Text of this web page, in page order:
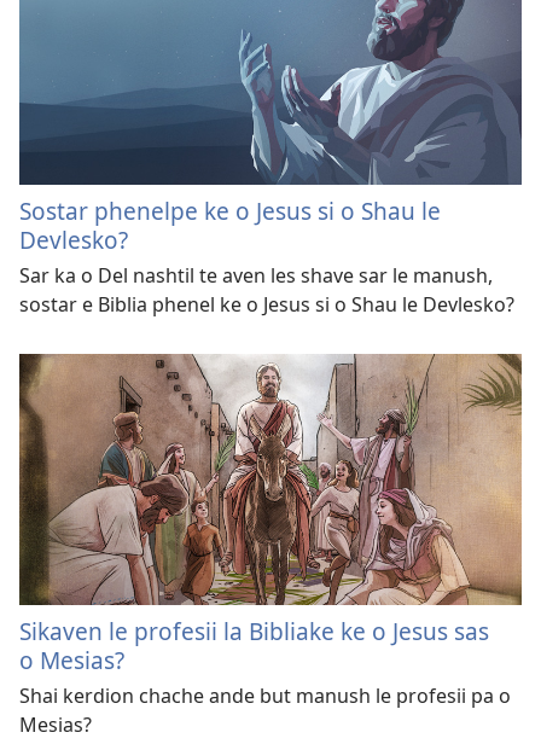
Sostar phenelpe ke o Jesus si o Shau le
Devlesko?
Sar ka o Del nashtil te aven les shave sar le manush,
sostar e Biblia phenel ke o Jesus si o Shau le Devlesko?
Sikaven le profesii la Bibliake ke o Jesus sas
o Mesias?
Shai kerdion chache ande but manush le profesii pa o
Mesias?